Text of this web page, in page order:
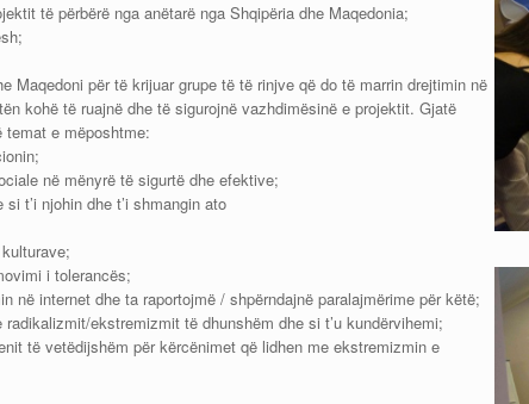
të përbërë nga anëtarë nga Shqipëria dhe Maqedonia;
Maqedoni për të krijuar grupe të të rinjve që do të marrin drejtimin në
kohë të ruajnë dhe të sigurojnë vazhdimësinë e projektit. Gjatë
e mëposhtme:
në mënyrë të sigurtë dhe efektive;
t’i njohin dhe t’i shmangin ato
i tolerancës;
në internet dhe ta raportojmë / shpërndajnë paralajmërime për këtë;
ekstremizmit të dhunshëm dhe si t’u kundërvihemi;
të vetëdijshëm për kërcënimet që lidhen me ekstremizmin e